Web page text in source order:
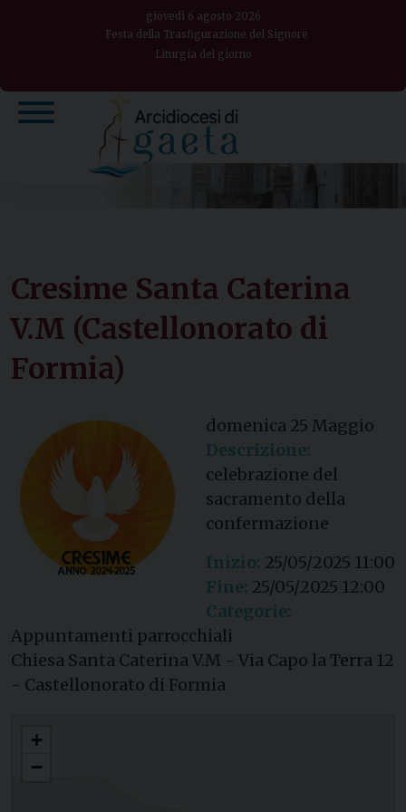
giovedì 6 agosto 2026
Festa della Trasfigurazione del Signore
Liturgia del giorno
Cresime ­­Santa Caterina
V.M (Castellonorato di
Formia)
domenica 25 Maggio
Descrizione:
celebrazione del
sacramento della
confermazione
Inizio: 25/05/2025 11:00
Fine: 25/05/2025 12:00
Categorie:
Appuntamenti parrocchiali
Chiesa Santa Caterina V.M - Via Capo la Terra 12
- Castellonorato di Formia
+
−